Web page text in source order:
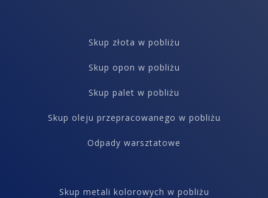
Skup złota w pobliżu
Skup opon w pobliżu
Skup palet w pobliżu
Skup oleju przepracowanego w pobliżu
Odpady warsztatowe
Skup metali kolorowych w pobliżu